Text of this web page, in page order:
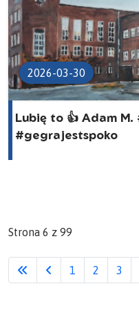
2026-03-30
Lubię to 👍 Adam M.
#gegrajestspoko
Strona 6 z 99
1 2 3